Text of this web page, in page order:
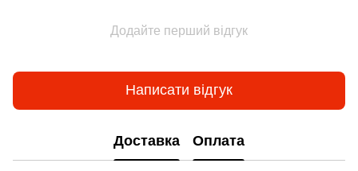
Додайте перший відгук
Написати відгук
Доставка Оплата